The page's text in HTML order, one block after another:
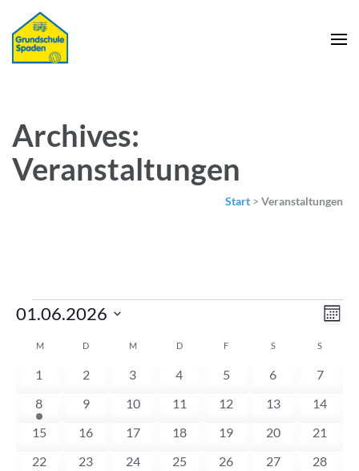
Archives:
Veranstaltungen
Start > Veranstaltungen
Veranstaltungen
01.06.2026
Kalender
von
Veranstaltungen
MMONTAG D DIENSTAGM MITTWOCH
DDONNERSTAG
F SSAMSTAG S
0
1
0
2
0
3
0
4
0
5
0
6
0
7
1
Veranstaltung
8
0
9
0
10
0
11
0
12
0
13
0
14
0
15
0
16
0
17
0
18
0
19
0
20
0
21
3
22
0
23
0
24
0
25
0
26
0
27
0
28